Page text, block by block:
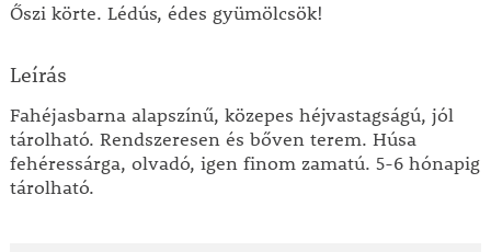
Őszi körte. Lédús, édes gyümölcsök!
Leírás
Fahéjasbarna alapszínű, közepes héjvastagságú, jól
tárolható. Rendszeresen és bőven terem. Húsa
fehéressárga, olvadó, igen finom zamatú. 5-6 hónapig
tárolható.